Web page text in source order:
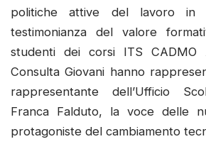
politiche attive del lavoro in
testimonianza del valore
studenti dei corsi ITS CADMO
Consulta Giovani hanno
rappresentante dell’Ufficio
Franca Falduto, la voce delle
protagoniste del cambiamento